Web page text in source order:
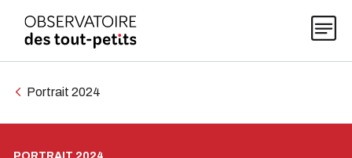
Portrait 2024